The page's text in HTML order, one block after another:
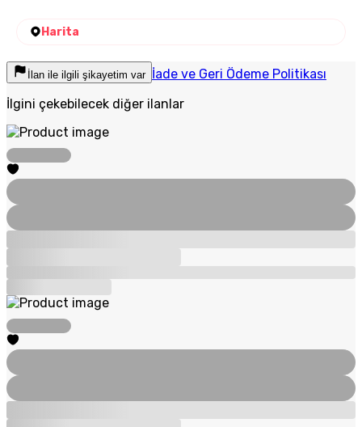
Harita
İlan ile ilgili şikayetim var İade ve Geri Ödeme Politikası
İlgini çekebilecek diğer ilanlar